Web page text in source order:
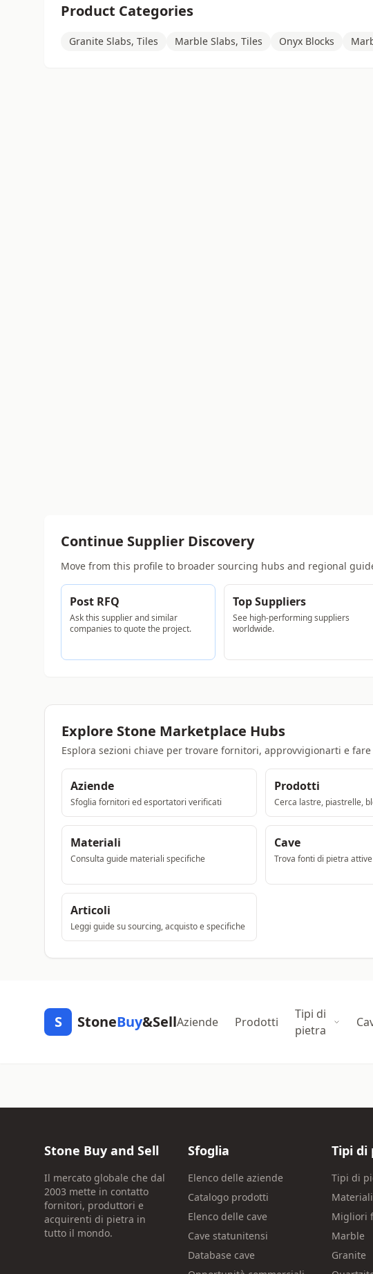
Product Categories
Granite Slabs, Tiles Marble Slabs, Tiles Onyx Blocks
Continue Supplier Discovery
Move from this profile to broader sourcing hubs and regional
Post RFQ
Ask this supplier and similar
companies to quote the project.
Top Suppliers
See high-performing suppliers
worldwide.
Explore Stone Marketplace Hubs
Esplora sezioni chiave per trovare fornitori, approvvigionarti e
Aziende
Sfoglia fornitori ed esportatori verificati
Prodotti
Cerca lastre, piastrelle,
Materiali
Consulta guide materiali specifiche
Cave
Trova fonti di pietra
Articoli
Leggi guide su sourcing, acquisto e specifiche
S StoneBuy&SellAziende Prodotti
Tipi di
pietra
Stone Buy and Sell
Il mercato globale che dal
2003 mette in contatto
fornitori, produttori e
acquirenti di pietra in
tutto il mondo.
Sfoglia
Elenco delle aziende
Catalogo prodotti
Elenco delle cave
Cave statunitensi
Database cave
Tipi di
Tipi di
Materiali
Migliori
Marble
Granite